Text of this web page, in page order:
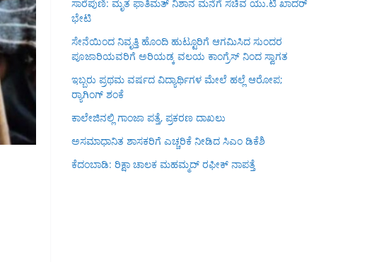
ಸಾರೆಪುಣಿ: ಮೃತ ಫಾತಿಮತ್ ನಿಶಾನ ಮನೆಗೆ ಸಚಿವ ಯು.ಟಿ ಖಾದರ್
ಭೇಟಿ
ಸೇನೆಯಿಂದ ನಿವೃತ್ತಿ ಹೊಂದಿ ಹುಟ್ಟೂರಿಗೆ ಆಗಮಿಸಿದ ಸುಂದರ
ಪೂಜಾರಿಯವರಿಗೆ ಅರಿಯಡ್ಕ ವಲಯ ಕಾಂಗ್ರೆಸ್ ನಿಂದ ಸ್ವಾಗತ
ಇಬ್ಬರು ಪ್ರಥಮ ವರ್ಷದ ವಿದ್ಯಾರ್ಥಿಗಳ ಮೇಲೆ ಹಲ್ಲೆ ಆರೋಪ;
ರ‍್ಯಾಗಿಂಗ್ ಶಂಕೆ
ಕಾಲೇಜಿನಲ್ಲಿ ಗಾಂಜಾ ಪತ್ತೆ, ಪ್ರಕರಣ ದಾಖಲು
ಅಸಮಾಧಾನಿತ ಶಾಸಕರಿಗೆ ಎಚ್ಚರಿಕೆ ನೀಡಿದ ಸಿಎಂ ಡಿಕೆಶಿ
ಕೆದಂಬಾಡಿ: ರಿಕ್ಷಾ ಚಾಲಕ ಮಹಮ್ಮದ್ ರಫೀಕ್ ನಾಪತ್ತೆ